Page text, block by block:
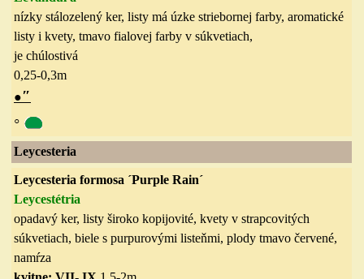
nízky stálozelený ker, listy má úzke striebornej farby, aromatické
listy i kvety, tmavo fialovej farby v súkvetiach,
je chúlostivá
0,25-0,3m
●″
◦
Leycesteria
Leycesteria formosa ´Purple Rain´
Leycestétria
opadavý ker, listy široko kopijovité, kvety v strapcovitých
súkvetiach, biele s purpurovými listeňmi, plody tmavo červené,
namŕza